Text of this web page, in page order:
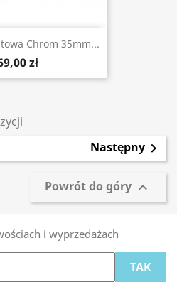
Chrom 35mm...
zł
Następny 
Powrót do góry 
i wyprzedażach